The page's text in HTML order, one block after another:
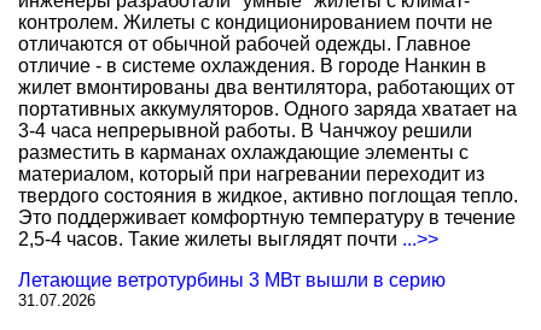
контролем. Жилеты с кондиционированием почти не
отличаются от обычной рабочей одежды. Главное
отличие - в системе охлаждения. В городе Нанкин в
жилет вмонтированы два вентилятора, работающих от
портативных аккумуляторов. Одного заряда хватает на
3-4 часа непрерывной работы. В Чанчжоу решили
разместить в карманах охлаждающие элементы с
материалом, который при нагревании переходит из
твердого состояния в жидкое, активно поглощая тепло.
Это поддерживает комфортную температуру в течение
2,5-4 часов. Такие жилеты выглядят почти ...>>
Летающие ветротурбины 3 МВт вышли в серию
31.07.2026